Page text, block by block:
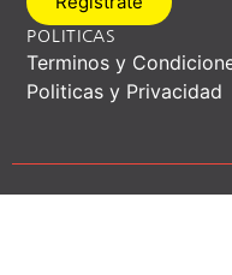
POLITICAS
Terminos y
Politicas y Privacidad